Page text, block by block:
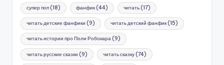
супер поп (18) фанфик(44) читать(17)
читать детские фанфики (9) читать детский фанфик(15)
читать истории про Поли Робокара (9)
читать русские сказки (9) читать сказку(74)